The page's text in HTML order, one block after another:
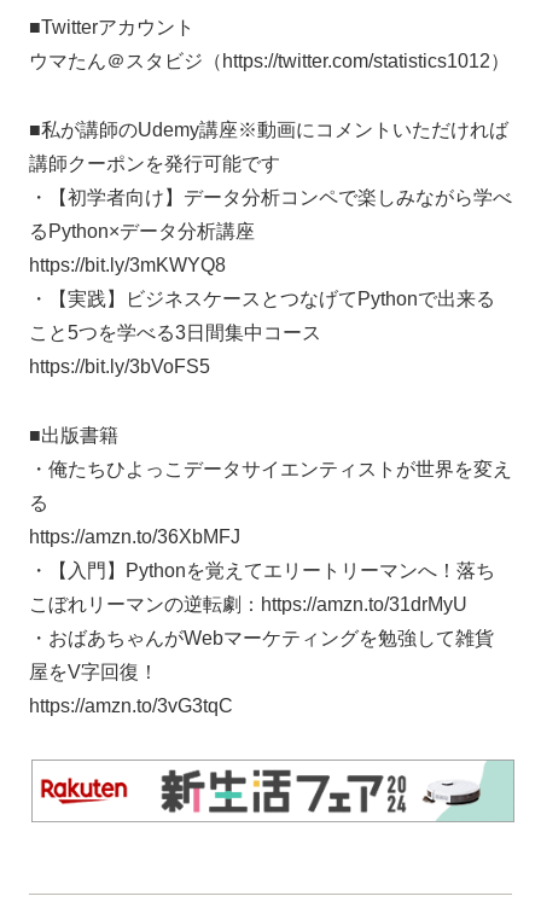
■Twitterアカウント
ウマたん＠スタビジ（https://twitter.com/statistics1012）
■私が講師のUdemy講座※動画にコメントいただければ
講師クーポンを発行可能です
・【初学者向け】データ分析コンペで楽しみながら学べ
るPython×データ分析講座
https://bit.ly/3mKWYQ8
・【実践】ビジネスケースとつなげてPythonで出来る
こと5つを学べる3日間集中コース
https://bit.ly/3bVoFS5
■出版書籍
・俺たちひよっこデータサイエンティストが世界を変え
る
https://amzn.to/36XbMFJ
・【入門】Pythonを覚えてエリートリーマンへ！落ち
こぼれリーマンの逆転劇：https://amzn.to/31drMyU
・おばあちゃんがWebマーケティングを勉強して雑貨
屋をV字回復！
https://amzn.to/3vG3tqC